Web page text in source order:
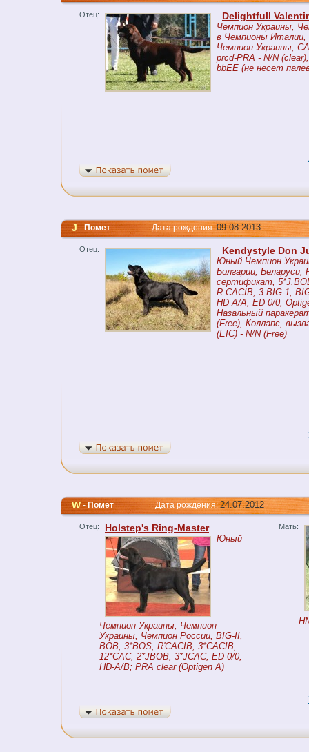
Отец: Delightfull
Чемпион Украины,
в Чемпионы Италии,
Чемпион Украины,
prcd-PRA - N/N
bbEE (не несет
J- ПометДата рождения:09.08.2013
Отец: Kendystyle Don
Юный Чемпион
Болгарии, Беларуси,
сертификат,
R.CACIB, 3 BIG-1,
HD A/A, ED 0/0,
Назальный
(Free), Коллапс,
(EIC) - N/N (Free)
W-ПометДата рождения:24.07.2012
Отец: Holstep's Ring-Master
Юный
Чемпион Украины, Чемпион
Украины, Чемпион России, BIG-II,
BOB, 3*BOS, R'CACIB, 3*CACIB,
12*CAC, 2*JBOB, 3*JCAC, ED-0/0,
HD-А/B; PRA clear (Optigen A)
Мать: